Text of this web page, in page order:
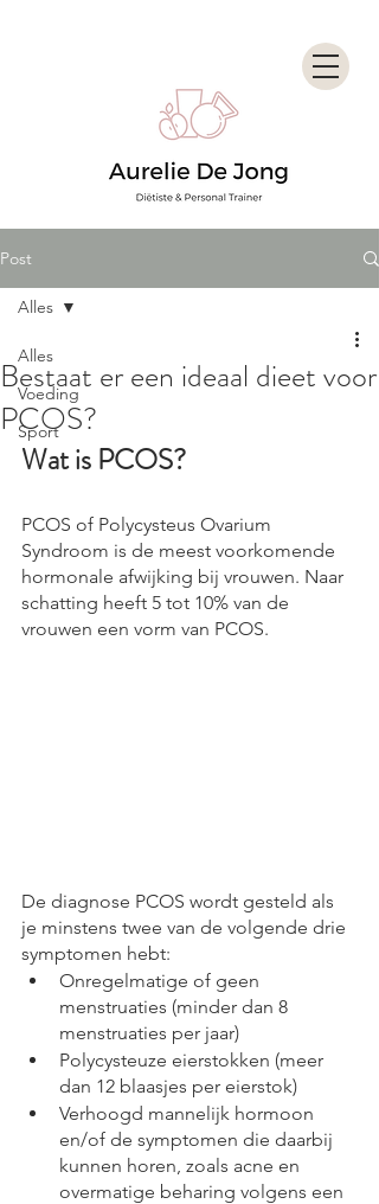
Post
Alles
Voeding
Sport
Alles
Bestaat er een ideaal dieet voor
PCOS?
Wat is PCOS?
PCOS of Polycysteus Ovarium
Syndroom is de meest voorkomende
hormonale afwijking bij vrouwen. Naar
schatting heeft 5 tot 10% van de
vrouwen een vorm van PCOS.
De diagnose PCOS wordt gesteld als
je minstens twee van de volgende drie
symptomen hebt:
Onregelmatige of geen
menstruaties (minder dan 8
menstruaties per jaar)
Polycysteuze eierstokken (meer
dan 12 blaasjes per eierstok)
Verhoogd mannelijk hormoon
en/of de symptomen die daarbij
kunnen horen, zoals acne en
overmatige beharing volgens een